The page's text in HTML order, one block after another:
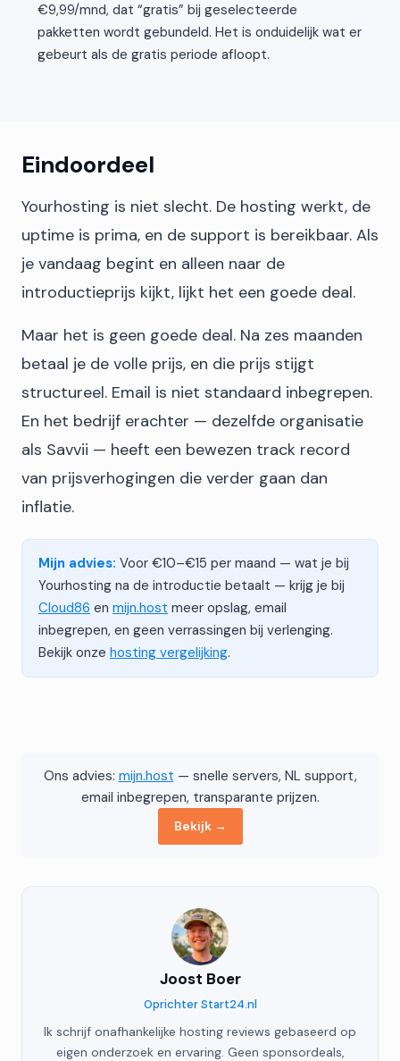
€9,99/mnd, dat “gratis” bij geselecteerde
pakketten wordt gebundeld. Het is onduidelijk wat er
gebeurt als de gratis periode afloopt.
Eindoordeel
Yourhosting is niet slecht. De hosting werkt, de
uptime is prima, en de support is bereikbaar. Als
je vandaag begint en alleen naar de
introductieprijs kijkt, lijkt het een goede deal.
Maar het is geen goede deal. Na zes maanden
betaal je de volle prijs, en die prijs stijgt
structureel. Email is niet standaard inbegrepen.
En het bedrijf erachter — dezelfde organisatie
als Savvii — heeft een bewezen track record
van prijsverhogingen die verder gaan dan
inflatie.
Mijn advies: Voor €10–€15 per maand — wat je bij
Yourhosting na de introductie betaalt — krijg je bij
Cloud86 en mijn.host meer opslag, email
inbegrepen, en geen verrassingen bij verlenging.
Bekijk onze hosting vergelijking.
Ons advies: mijn.host — snelle servers, NL support,
email inbegrepen, transparante prijzen.
Bekijk →
Joost Boer
Oprichter Start24.nl
Ik schrijf onafhankelijke hosting reviews gebaseerd op
eigen onderzoek en ervaring. Geen sponsordeals,